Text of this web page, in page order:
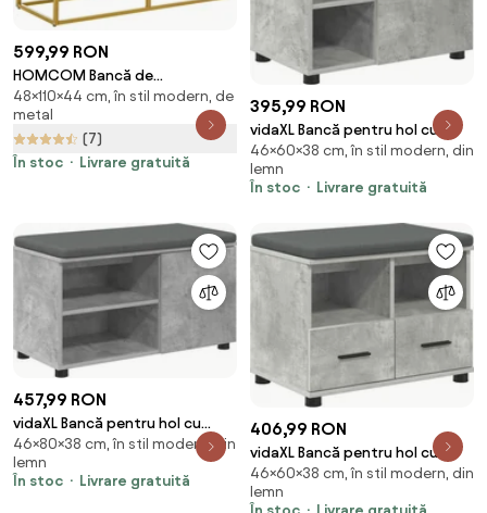
599,99 RON
HOMCOM Bancă de
Depozitare cu Șezut, Bancă
Tapițată Dreptunghiulară,
Taburet din Stofă de In cu
Picioare de Oțel, 110x44x48 cm,
48×110×44 cm, în stil modern, de
metal
(7)
În stoc
Livrare gratuită
395,99 RON
vidaXL Bancă pentru hol cu
pernă cu raft Gri Beton 60 x 38
x 46 cm
46×60×38 cm, în stil modern, din
lemn
În stoc
Livrare gratuită
457,99 RON
vidaXL Bancă pentru hol cu
pernă cu raft Gri Beton 80 x 38
x 46 cm
46×80×38 cm, în stil modern, din
lemn
În stoc
Livrare gratuită
406,99 RON
vidaXL Bancă pentru hol cu
pernă cu sertar Gri Beton 60 x
38 x 46 cm
46×60×38 cm, în stil modern, din
lemn